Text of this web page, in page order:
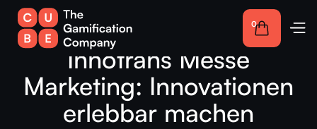
0
Innotrans Messe
Marketing: Innovationen
erlebbar machen